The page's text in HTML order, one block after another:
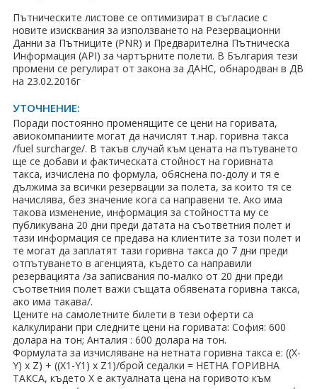
Пътническите листове се оптимизират в съгласие с
новите изисквания за използването на Резервационни
Данни за Пътниците (PNR) и Предварителна Пътническа
Информация (API) за чартърните полети. В България тези
промени се регулират от закона за ДАНС, обнародван в ДВ
на 23.02.2016г
УТОЧНЕНИЕ:
Поради постоянно променящите се цени на горивата,
авиокомпаниите могат да начислят т.нар. горивна такса
/fuel surcharge/. В такъв случай към цената на пътуването
ще се добави и фактическата стойност на горивната
такса, изчислена по формула, обяснена по-долу и тя е
дължима за всички резервации за полета, за които тя се
начислява, без значение кога са направени те. Ако има
такова изменение, информация за стойността му се
публикувана 20 дни преди датата на съответния полет и
тази информация се предава на клиентите за този полет и
те могат да заплатят тази горивна такса до 7 дни преди
отпътуването в агенцията, където са направили
резервацията /за записвания по-малко от 20 дни преди
съответния полет важи същата обявената горивна такса,
ако има такава/.
Цените на самолетните билети в тези оферти са
калкулирани при следните цени на горивата: София: 600
долара на тон; Анталия : 600 долара на тон.
Формулата за изчисляване на нетната горивна такса е: ((X-
Y) x Z) + ((X1-Y1) x Z1)/брой седалки = НЕТНА ГОРИВНА
ТАКСА, където X е актуалната цена на горивото към